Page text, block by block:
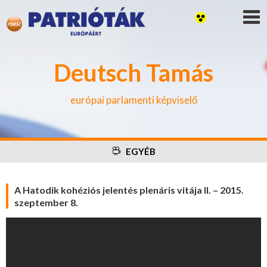
Deutsch Tamás
európai parlamenti képviselő
EGYÉB
A Hatodik kohéziós jelentés plenáris vitája II. – 2015.
szeptember 8.